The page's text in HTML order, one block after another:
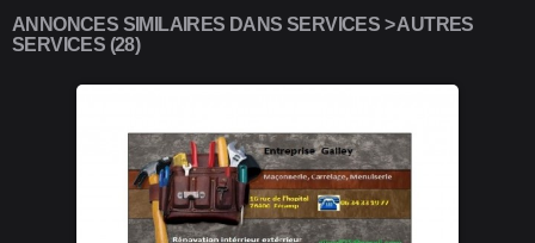
ANNONCES SIMILAIRES DANS SERVICES > AUTRES
SERVICES (28)